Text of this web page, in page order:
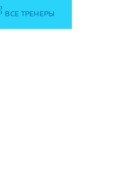
ВСЕ ТРЕНЕРЫ